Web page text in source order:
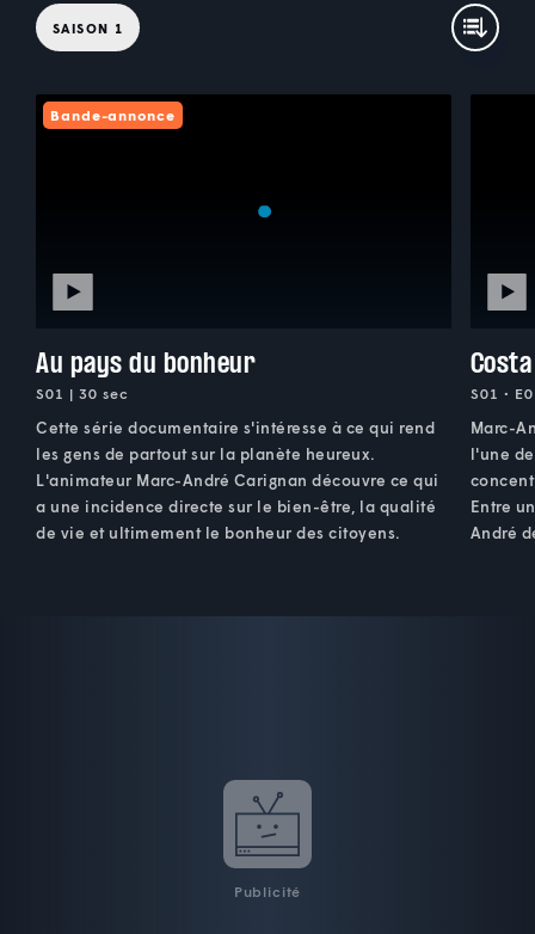
SAISON 1
Bande-annonce
Au pays du bonheur
S01 | 30 sec
Cette série documentaire s'intéresse à ce qui rend
les gens de partout sur la planète heureux.
L'animateur Marc-André Carignan découvre ce qui
a une incidence directe sur le bien-être, la qualité
de vie et ultimement le bonheur des citoyens.
S01 •
Marc-
l'une
Entre
André
Publicité